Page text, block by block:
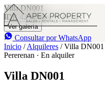
Villa DN001
IDR 42 M/mes 3 3
Ver galería
Consultar por WhatsApp
Inicio / Alquileres / Villa DN001
Pererenan · En alquiler
Villa DN001